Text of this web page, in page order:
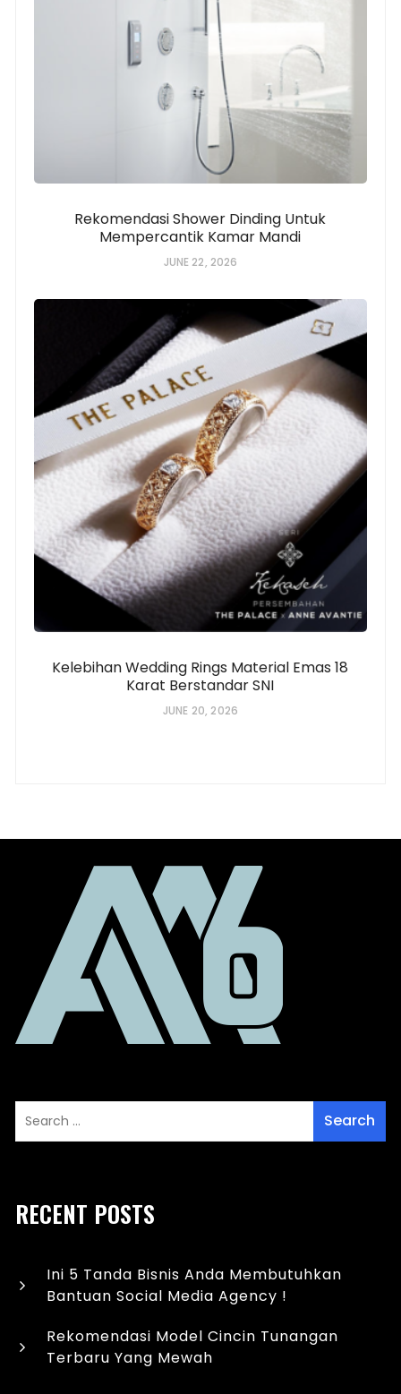
Rekomendasi Shower Dinding Untuk
Mempercantik Kamar Mandi
JUNE 22, 2026
Kelebihan Wedding Rings Material Emas 18
Karat Berstandar SNI
JUNE 20, 2026
RECENT POSTS
Ini 5 Tanda Bisnis Anda Membutuhkan
Bantuan Social Media Agency !
Rekomendasi Model Cincin Tunangan
Terbaru Yang Mewah